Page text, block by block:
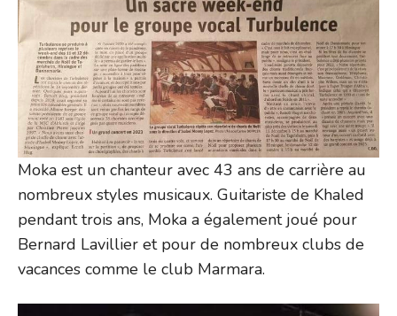
Moka est un chanteur avec 43 ans de carrière au
nombreux styles musicaux. Guitariste de Khaled
pendant trois ans, Moka a également joué pour
Bernard Lavillier et pour de nombreux clubs de
vacances comme le club Marmara.